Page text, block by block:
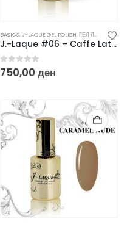
BASICS,J-LAQUE GEL POLISH,ГЕЛ ЛАКОВИ
J.-Laque #06 – Caffe Latte
0 out of 5
750,00 ден